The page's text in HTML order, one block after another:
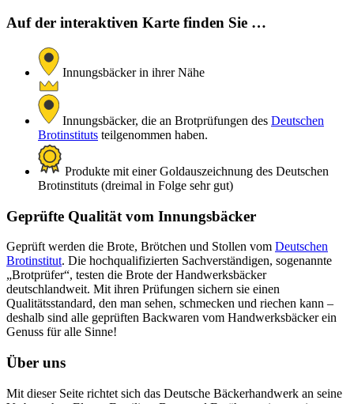
Auf der interaktiven Karte finden Sie …
Innungsbäcker in ihrer Nähe
Innungsbäcker, die an Brotprüfungen des Deutschen
Brotinstituts teilgenommen haben.
Produkte mit einer Goldauszeichnung des Deutschen
Brotinstituts (dreimal in Folge sehr gut)
Geprüfte Qualität vom Innungsbäcker
Geprüft werden die Brote, Brötchen und Stollen vom Deutschen
Brotinstitut. Die hochqualifizierten Sachverständigen, sogenannte
„Brotprüfer“, testen die Brote der Handwerksbäcker
deutschlandweit. Mit ihren Prüfungen sichern sie einen
Qualitätsstandard, den man sehen, schmecken und riechen kann –
deshalb sind alle geprüften Backwaren vom Handwerksbäcker ein
Genuss für alle Sinne!
Über uns
Mit dieser Seite richtet sich das Deutsche Bäckerhandwerk an seine